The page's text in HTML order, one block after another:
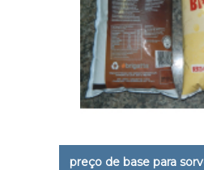
preço de base para